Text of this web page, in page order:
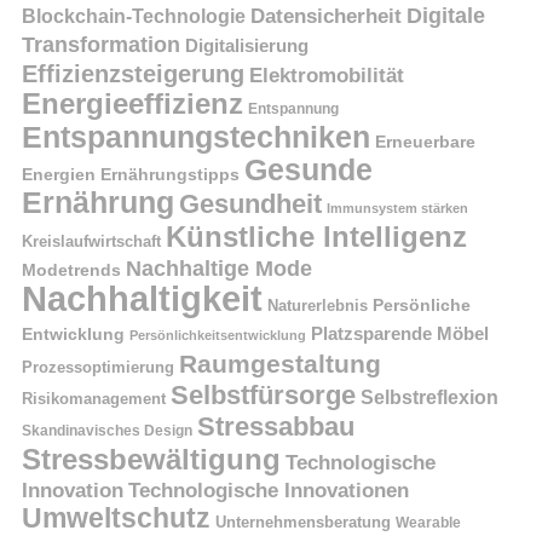
Blockchain-Technologie Datensicherheit Digitale
Transformation Digitalisierung
Effizienzsteigerung Elektromobilität
Energieeffizienz Entspannung
Entspannungstechniken Erneuerbare
Energien Ernährungstipps Gesunde
Ernährung Gesundheit Immunsystem stärken
Kreislaufwirtschaft Künstliche Intelligenz
Modetrends Nachhaltige Mode
Nachhaltigkeit Naturerlebnis Persönliche
Entwicklung Persönlichkeitsentwicklung Platzsparende Möbel
Prozessoptimierung Raumgestaltung
Risikomanagement Selbstfürsorge Selbstreflexion
Skandinavisches Design Stressabbau
Stressbewältigung Technologische
Innovation Technologische Innovationen
Umweltschutz Unternehmensberatung Wearable